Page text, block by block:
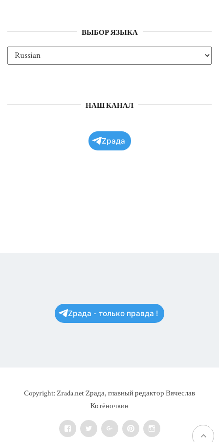
ВЫБОР ЯЗЫКА
НАШ КАНАЛ
Zрада
Zрада - только правда !
Copyright: Zrada.net Zрада, главный редактор Вячеслав
Котёночкин
FacebookTwitter Google+PinterestInstagram